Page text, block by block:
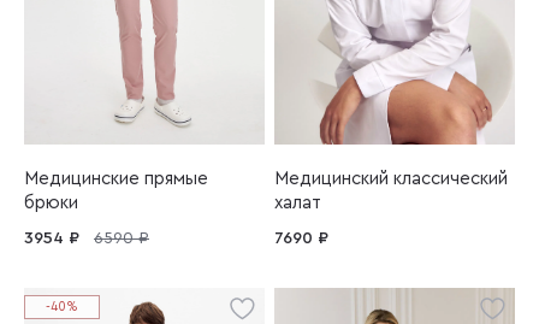
Медицинские прямые
брюки
3954 ₽ 6590 ₽
Медицинский классический
халат
7690 ₽
-40%